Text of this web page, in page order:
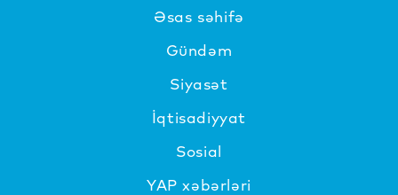
Əsas səhifə
Gündəm
Siyasət
İqtisadiyyat
Sosial
YAP xəbərləri